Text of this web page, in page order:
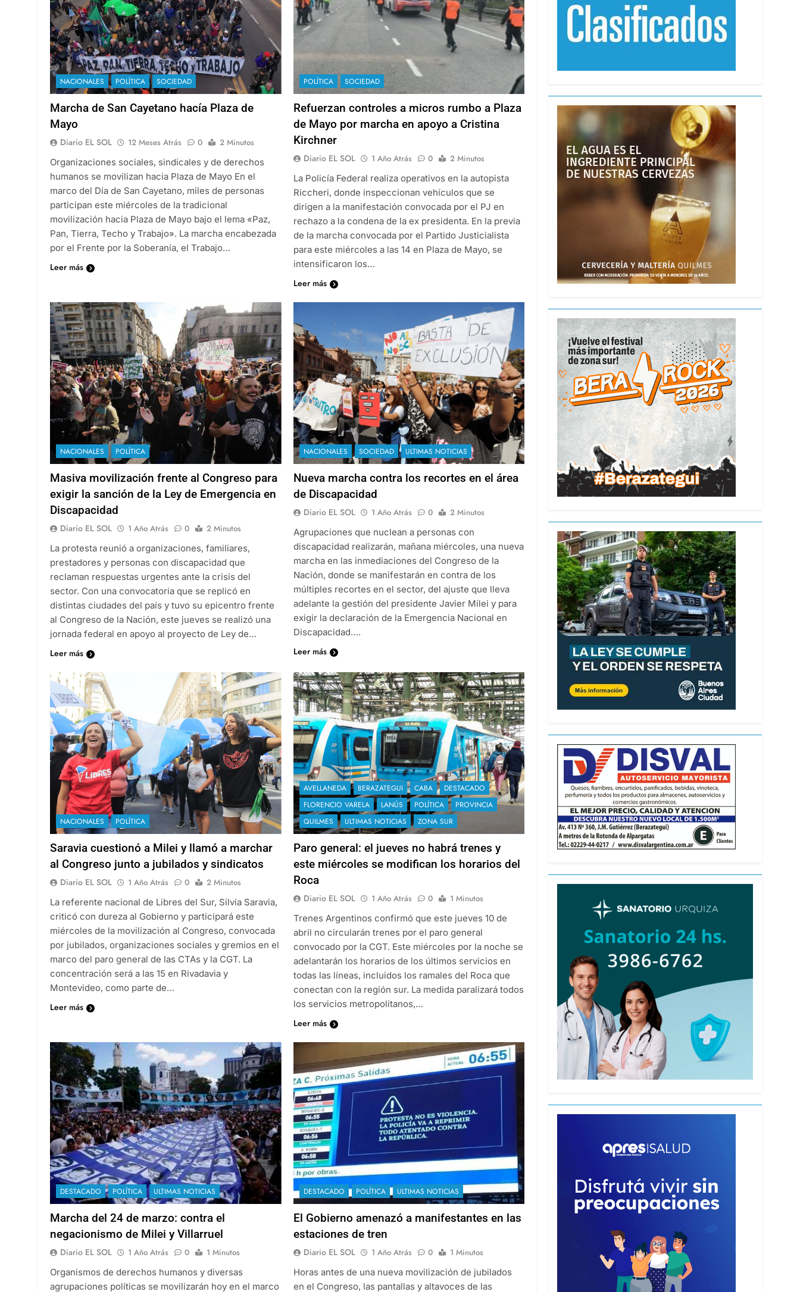
NACIONALES POLÍTICA SOCIEDAD
Marcha de San Cayetano hacía Plaza de
Mayo
Diario EL SOL 12 Meses Atrás 0
2 Minutos
Organizaciones sociales, sindicales y de derechos
humanos se movilizan hacia Plaza de Mayo En el
marco del Día de San Cayetano, miles de personas
participan este miércoles de la tradicional
movilización hacia Plaza de Mayo bajo el lema «Paz,
Pan, Tierra, Techo y Trabajo». La marcha encabezada
por el Frente por la Soberanía, el Trabajo…
Leer más
POLÍTICA SOCIEDAD
Refuerzan controles a micros rumbo a Plaza
de Mayo por marcha en apoyo a Cristina
Kirchner
Diario EL SOL 1 Año Atrás 0
2 Minutos
La Policía Federal realiza operativos en la autopista
Riccheri, donde inspeccionan vehículos que se
dirigen a la manifestación convocada por el PJ en
rechazo a la condena de la ex presidenta. En la previa
de la marcha convocada por el Partido Justicialista
para este miércoles a las 14 en Plaza de Mayo, se
intensificaron los…
Leer más
NACIONALES POLÍTICA
Masiva movilización frente al Congreso para
exigir la sanción de la Ley de Emergencia en
Discapacidad
Diario EL SOL 1 Año Atrás 0
2 Minutos
La protesta reunió a organizaciones, familiares,
prestadores y personas con discapacidad que
reclaman respuestas urgentes ante la crisis del
sector. Con una convocatoria que se replicó en
distintas ciudades del país y tuvo su epicentro frente
al Congreso de la Nación, este jueves se realizó una
jornada federal en apoyo al proyecto de Ley de…
Leer más
NACIONALES SOCIEDAD ULTIMAS NOTICIAS
Nueva marcha contra los recortes en el área
de Discapacidad
Diario EL SOL 1 Año Atrás 0
2 Minutos
Agrupaciones que nuclean a personas con
discapacidad realizarán, mañana miércoles, una nueva
marcha en las inmediaciones del Congreso de la
Nación, donde se manifestarán en contra de los
múltiples recortes en el sector, del ajuste que lleva
adelante la gestión del presidente Javier Milei y para
exigir la declaración de la Emergencia Nacional en
Discapacidad….
Leer más
NACIONALES POLÍTICA
Saravia cuestionó a Milei y llamó a marchar
al Congreso junto a jubilados y sindicatos
Diario EL SOL 1 Año Atrás 0
2 Minutos
La referente nacional de Libres del Sur, Silvia Saravia,
criticó con dureza al Gobierno y participará este
miércoles de la movilización al Congreso, convocada
por jubilados, organizaciones sociales y gremios en el
marco del paro general de las CTAs y la CGT. La
concentración será a las 15 en Rivadavia y
Montevideo, como parte de…
Leer más
AVELLANEDA BERAZATEGUI CABA
DESTACADO
FLORENCIO VARELA
LANÚS POLÍTICA
PROVINCIA
QUILMES
ULTIMAS NOTICIAS ZONA SUR
Paro general: el jueves no habrá trenes y
este miércoles se modifican los horarios del
Roca
Diario EL SOL 1 Año Atrás 0
1 Minutos
Trenes Argentinos confirmó que este jueves 10 de
abril no circularán trenes por el paro general
convocado por la CGT. Este miércoles por la noche se
adelantarán los horarios de los últimos servicios en
todas las líneas, incluidos los ramales del Roca que
conectan con la región sur. La medida paralizará todos
los servicios metropolitanos,…
Leer más
DESTACADO POLÍTICA ULTIMAS NOTICIAS
Marcha del 24 de marzo: contra el
negacionismo de Milei y Villarruel
Diario EL SOL 1 Año Atrás 0
1 Minutos
Organismos de derechos humanos y diversas
agrupaciones políticas se movilizarán hoy en el marco
DESTACADO POLÍTICA ULTIMAS NOTICIAS
El Gobierno amenazó a manifestantes en las
estaciones de tren
Diario EL SOL 1 Año Atrás 0
1 Minutos
Horas antes de una nueva movilización de jubilados
en el Congreso, las pantallas y altavoces de las